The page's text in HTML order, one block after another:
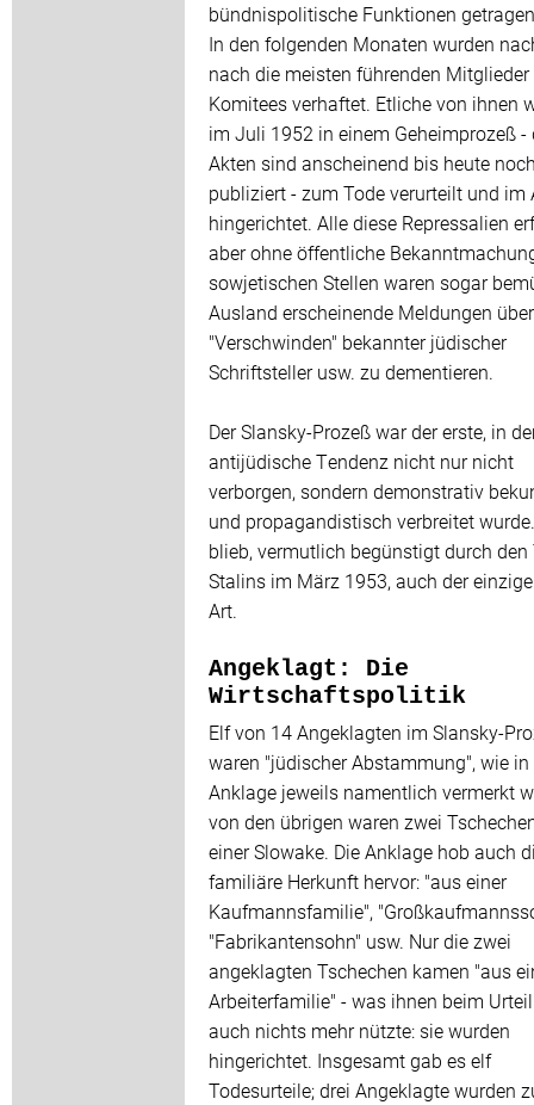
bündnispolitische Funktionen
In den folgenden Monaten wurden
nach die meisten führenden Mitglieder
Komitees verhaftet. Etliche von ihnen
im Juli 1952 in einem Geheimprozeß -
Akten sind anscheinend bis heute
publiziert - zum Tode verurteilt und im
hingerichtet. Alle diese Repressalien
aber ohne öffentliche
sowjetischen Stellen waren sogar
Ausland erscheinende Meldungen
"Verschwinden" bekannter jüdischer
Schriftsteller usw. zu dementieren.
Der Slansky-Prozeß war der erste, in
antijüdische Tendenz nicht nur nicht
verborgen, sondern demonstrativ
und propagandistisch verbreitet
blieb, vermutlich begünstigt durch den
Stalins im März 1953, auch der
Art.
Angeklagt: Die
Wirtschaftspolitik
Elf von 14 Angeklagten im Slansky-
waren "jüdischer Abstammung", wie in
Anklage jeweils namentlich vermerkt
von den übrigen waren zwei
einer Slowake. Die Anklage hob auch
familiäre Herkunft hervor: "aus einer
Kaufmannsfamilie",
"Fabrikantensohn" usw. Nur die zwei
angeklagten Tschechen kamen "aus
Arbeiterfamilie" - was ihnen beim
auch nichts mehr nützte: sie wurden
hingerichtet. Insgesamt gab es elf
Todesurteile; drei Angeklagte wurden